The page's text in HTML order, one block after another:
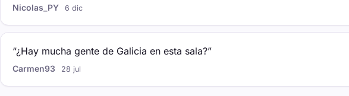
Nicolas_PY 6 dic
“¿Hay mucha gente de Galicia en esta sala?”
Carmen93 28 jul